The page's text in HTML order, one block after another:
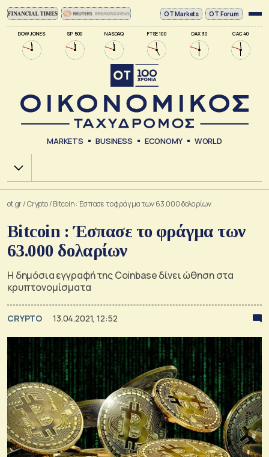
DOW JONES SP 500 NASDAQ FTSE 100 DAX 30 CAC 40
ΟΤ Markets OT Forum
MARKETS BUSINESS ECONOMY WORLD
Χ.Α.
ot.gr/Crypto/Bitcoin : Έσπασε το φράγμα των 63.000 δολαρίων
Bitcoin : Έσπασε το φράγμα των
63.000 δολαρίων
Η δημόσια εγγραφή της Coinbase δίνει ώθηση στα
κρυπτονομίσματα
CRYPTO 13.04.2021, 12:52